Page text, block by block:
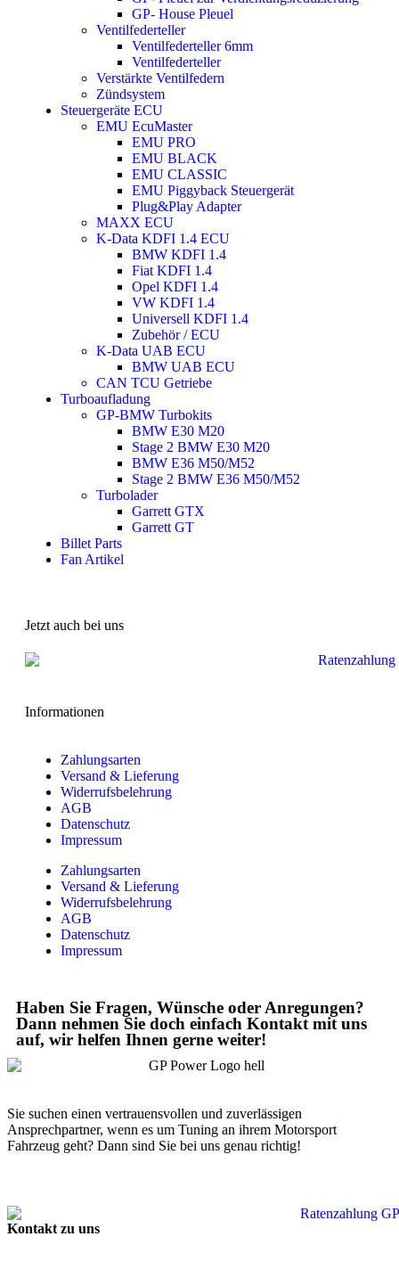
GP- House Pleuel
Ventilfederteller
Ventilfederteller 6mm
Ventilfederteller
Verstärkte Ventilfedern
Zündsystem
Steuergeräte ECU
EMU EcuMaster
EMU PRO
EMU BLACK
EMU CLASSIC
EMU Piggyback Steuergerät
Plug&Play Adapter
MAXX ECU
K-Data KDFI 1.4 ECU
BMW KDFI 1.4
Fiat KDFI 1.4
Opel KDFI 1.4
VW KDFI 1.4
Universell KDFI 1.4
Zubehör / ECU
K-Data UAB ECU
BMW UAB ECU
CAN TCU Getriebe
Turboaufladung
GP-BMW Turbokits
BMW E30 M20
Stage 2 BMW E30 M20
BMW E36 M50/M52
Stage 2 BMW E36 M50/M52
Turbolader
Garrett GTX
Garrett GT
Billet Parts
Fan Artikel
Jetzt auch bei uns
Informationen
Zahlungsarten
Versand & Lieferung
Widerrufsbelehrung
AGB
Datenschutz
Impressum
Zahlungsarten
Versand & Lieferung
Widerrufsbelehrung
AGB
Datenschutz
Impressum
Haben Sie Fragen, Wünsche oder Anregungen?
Dann nehmen Sie doch einfach Kontakt mit uns
auf, wir helfen Ihnen gerne weiter!
Sie suchen einen vertrauensvollen und zuverlässigen
Ansprechpartner, wenn es um Tuning an ihrem Motorsport
Fahrzeug geht? Dann sind Sie bei uns genau richtig!
Kontakt zu uns